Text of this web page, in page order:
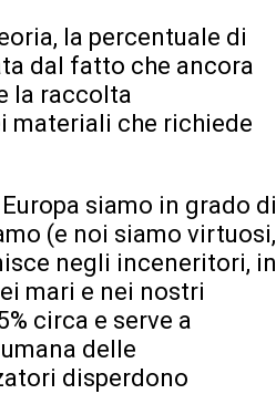
la percentuale di
dal fatto che ancora
la raccolta
materiali che richiede
siamo in grado di
(e noi siamo virtuosi,
negli inceneritori, in
mari e nei nostri
circa e serve a
delle
disperdono